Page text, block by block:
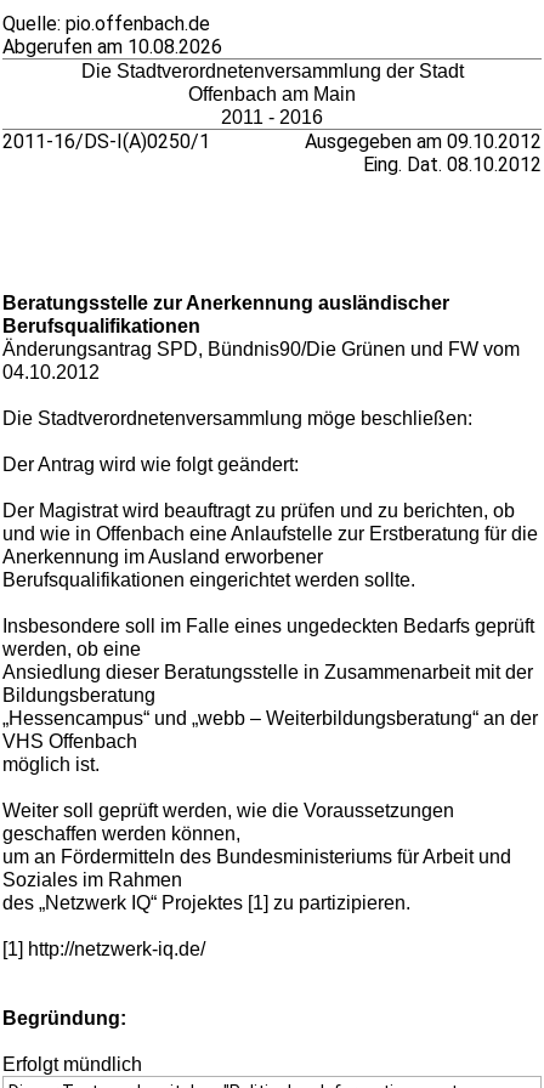
Quelle: pio.offenbach.de
Abgerufen am 10.08.2026
Die Stadtverordnetenversammlung der Stadt
Offenbach am Main
2011 - 2016
2011-16/DS-I(A)0250/1
Ausgegeben am 09.10.2012
Eing. Dat. 08.10.2012
Beratungsstelle zur Anerkennung ausländischer
Berufsqualifikationen
Änderungsantrag SPD, Bündnis90/Die Grünen und FW vom
04.10.2012
Die Stadtverordnetenversammlung möge beschließen:
Der Antrag wird wie folgt geändert:
Der Magistrat wird beauftragt zu prüfen und zu berichten, ob
und wie in Offenbach eine Anlaufstelle zur Erstberatung für die
Anerkennung im Ausland erworbener
Berufsqualifikationen eingerichtet werden sollte.
Insbesondere soll im Falle eines ungedeckten Bedarfs geprüft
werden, ob eine
Ansiedlung dieser Beratungsstelle in Zusammenarbeit mit der
Bildungsberatung
„Hessencampus“ und „webb – Weiterbildungsberatung“ an der
VHS Offenbach
möglich ist.
Weiter soll geprüft werden, wie die Voraussetzungen
geschaffen werden können,
um an Fördermitteln des Bundesministeriums für Arbeit und
Soziales im Rahmen
des „Netzwerk IQ“ Projektes [1] zu partizipieren.
[1] http://netzwerk-iq.de/
Begründung:
Erfolgt mündlich